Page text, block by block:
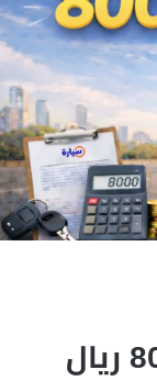
تقسيط سيارة براتب 8000 ريال